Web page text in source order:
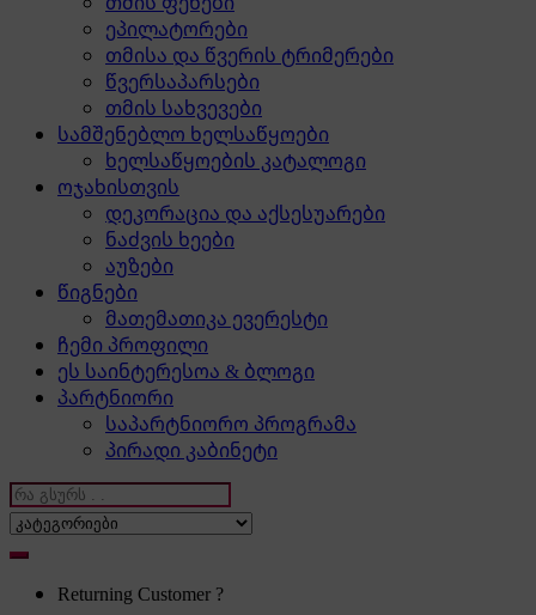
ეპილატორები
თმისა და წვერის ტრიმერები
წვერსაპარსები
თმის სახვევები
სამშენებლო ხელსაწყოები
ხელსაწყოების კატალოგი
ოჯახისთვის
დეკორაცია და აქსესუარები
ნაძვის ხეები
აუზები
წიგნები
მათემათიკა ევერესტი
ჩემი პროფილი
ეს საინტერესოა & ბლოგი
პარტნიორი
საპარტნიორო პროგრამა
პირადი კაბინეტი
Search
for:
Returning Customer ?